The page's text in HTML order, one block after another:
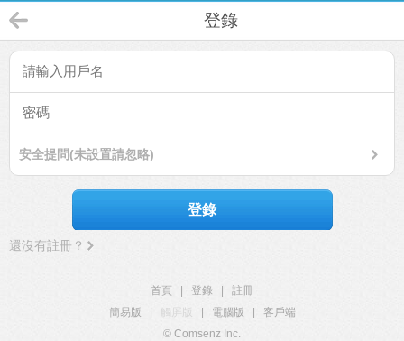
登錄
安全提問(未設置請忽略)
登錄
還沒有註冊？
首頁 登錄
註冊
簡易版
觸屏版 電腦版
客戶端
© Comsenz Inc.